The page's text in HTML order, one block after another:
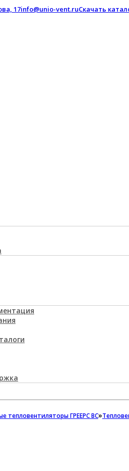
17info@unio-vent.ruСкачать
тепловентиляторы ГРЕЕРС ВС»